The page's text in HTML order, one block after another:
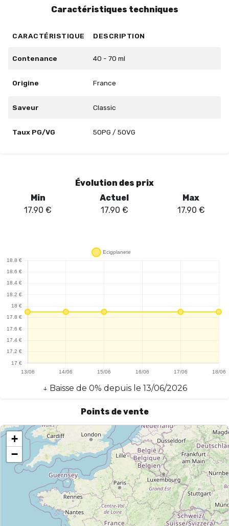
Caractéristiques techniques
CARACTÉRISTIQUE DESCRIPTION
Contenance 40 - 70 ml
Origine France
Saveur Classic
Taux PG/VG 50PG / 50VG
Évolution des prix
Min
17.90 €
Actuel
17.90 €
Max
17.90 €
↓ Baisse de 0% depuis le 13/06/2026
Points de vente
+
−